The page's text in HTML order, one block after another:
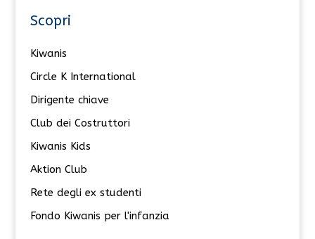
Scopri
Kiwanis
Circle K International
Dirigente chiave
Club dei Costruttori
Kiwanis Kids
Aktion Club
Rete degli ex studenti
Fondo Kiwanis per l'infanzia